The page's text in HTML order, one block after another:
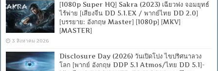
[1080p Super HQ] Sakra (2023) เฉียวฟง จอมยุทธ์
ไร้พ่าย [เสียงจีน DD 5.1.EX / พากย์ไทย DD 2.0]
[บรรยาย: อังกฤษ Master] [1080p] [MKV]
[MASTER]
3 สิงหาคม 2026
Disclosure Day (2026) วันเปิดโปง ไขปริศนาลวง
โลก [พากย์ อังกฤษ DDP 5.1 Atmos/ไทย DD 5.1]-